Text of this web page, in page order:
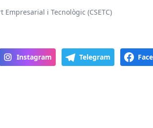
Empresarial i Tecnològic (CSETC)
Instagram Telegram